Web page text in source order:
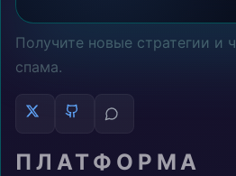
Получите новые стратегии и
спама.
ПЛАТФОРМА